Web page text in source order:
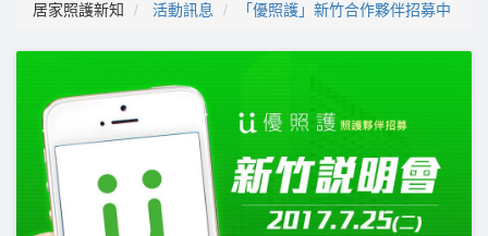
居家照護新知 活動訊息 「優照護」新竹合作夥伴招募中